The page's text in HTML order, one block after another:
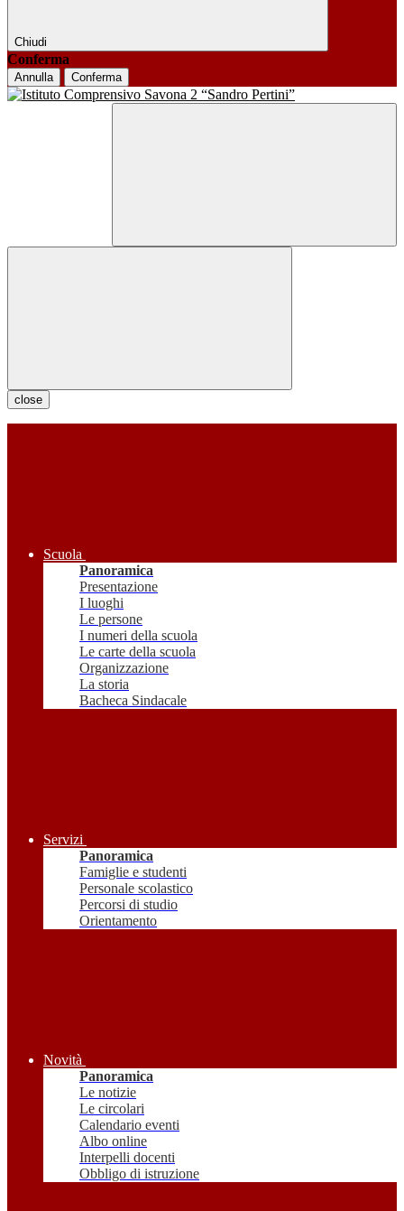
Chiudi
Conferma
Annulla Conferma
close
Scuola
Panoramica
Presentazione
I luoghi
Le persone
I numeri della scuola
Le carte della scuola
Organizzazione
La storia
Bacheca Sindacale
Servizi
Panoramica
Famiglie e studenti
Personale scolastico
Percorsi di studio
Orientamento
Novità
Panoramica
Le notizie
Le circolari
Calendario eventi
Albo online
Interpelli docenti
Obbligo di istruzione